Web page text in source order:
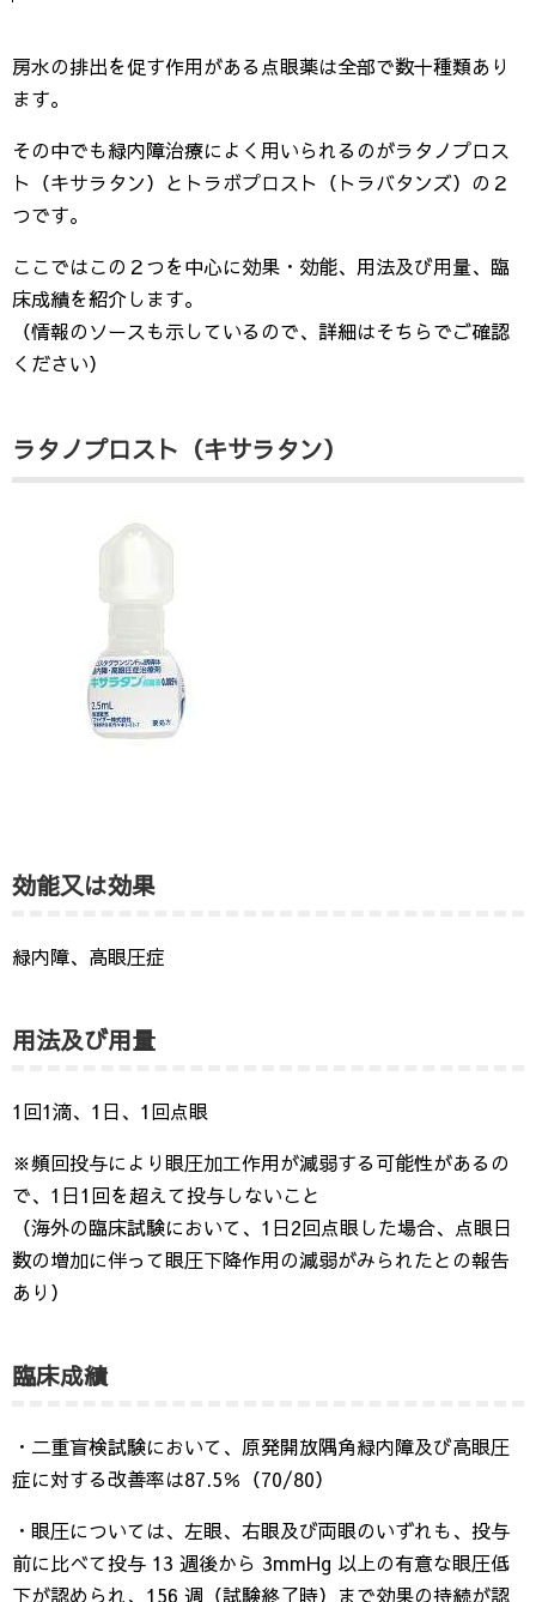
房水の排出を促す作用がある点眼薬は全部で数十種類あり
ます。
その中でも緑内障治療によく用いられるのがラタノプロス
ト（キサラタン）とトラボプロスト（トラバタンズ）の２
つです。
ここではこの２つを中心に効果・効能、用法及び用量、臨
床成績を紹介します。
（情報のソースも示しているので、詳細はそちらでご確認
ください）
ラタノプロスト（キサラタン）
効能又は効果
緑内障、高眼圧症
用法及び用量
1回1滴、1日、1回点眼
※頻回投与により眼圧加工作用が減弱する可能性があるの
で、1日1回を超えて投与しないこと
（海外の臨床試験において、1日2回点眼した場合、点眼日
数の増加に伴って眼圧下降作用の減弱がみられたとの報告
あり）
臨床成績
・二重盲検試験において、原発開放隅角緑内障及び高眼圧
症に対する改善率は87.5％（70/80）
・眼圧については、左眼、右眼及び両眼のいずれも、投与
前に比べて投与 13 週後から 3mmHg 以上の有意な眼圧低
下が認められ、156 週（試験終了時）まで効果の持続が認